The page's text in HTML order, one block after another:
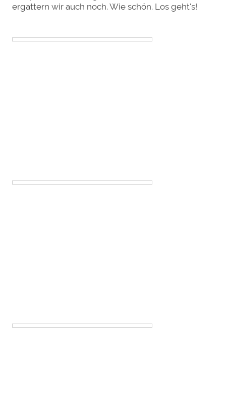
ergattern wir auch noch. Wie schön. Los geht's!